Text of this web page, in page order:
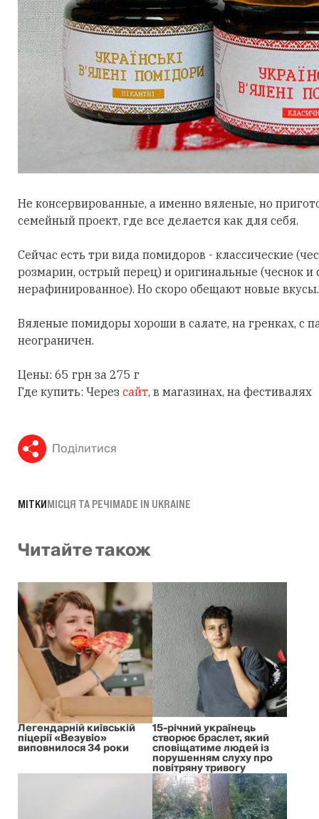
Не консервированные, а именно вяленые, но
семейный проект, где все делается как для себя.
Сейчас есть три вида помидоров - классические
розмарин, острый перец) и оригинальные (чеснок и
нерафинированное). Но скоро обещают новые вкусы.
Вяленые помидоры хороши в салате, на гренках, с
неограничен.
Цены: 65 грн за 275 г
Где купить: Через сайт, в магазинах, на фестивалях
Поділитися
МІТКИМІСЦЯ ТА РЕЧІMADE IN UKRAINE
Читайте також
Легендарній київській
піцерії «Везувіо»
виповнилося 34 роки
15-річний українець
створює браслет, який
сповіщатиме людей із
порушенням слуху про
повітряну тривогу